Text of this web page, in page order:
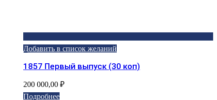
Добавить в список желаний
1857 Первый выпуск (30 коп)
200 000,00 ₽
Подробнее